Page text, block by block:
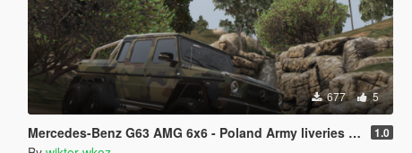
677 5
Mercedes-Benz G63 AMG 6x6 - Poland Army liveries WZ 93 1.0